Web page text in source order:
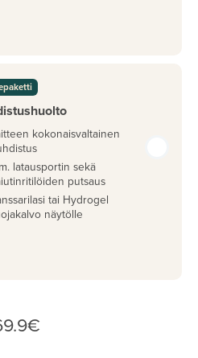
kokonaisvaltainen
latausportin sekä
putsaus
tai Hydrogel
näytölle
€